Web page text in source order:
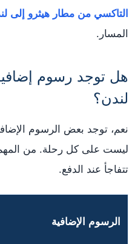
التاكسي من مطار هيثرو إلى
المسار.
هل توجد رسوم
لندن؟
نعم، توجد بعض الرسوم
ليست على كل رحلة. من
تتفاجأ عند الدفع.
الرسوم الإضافية